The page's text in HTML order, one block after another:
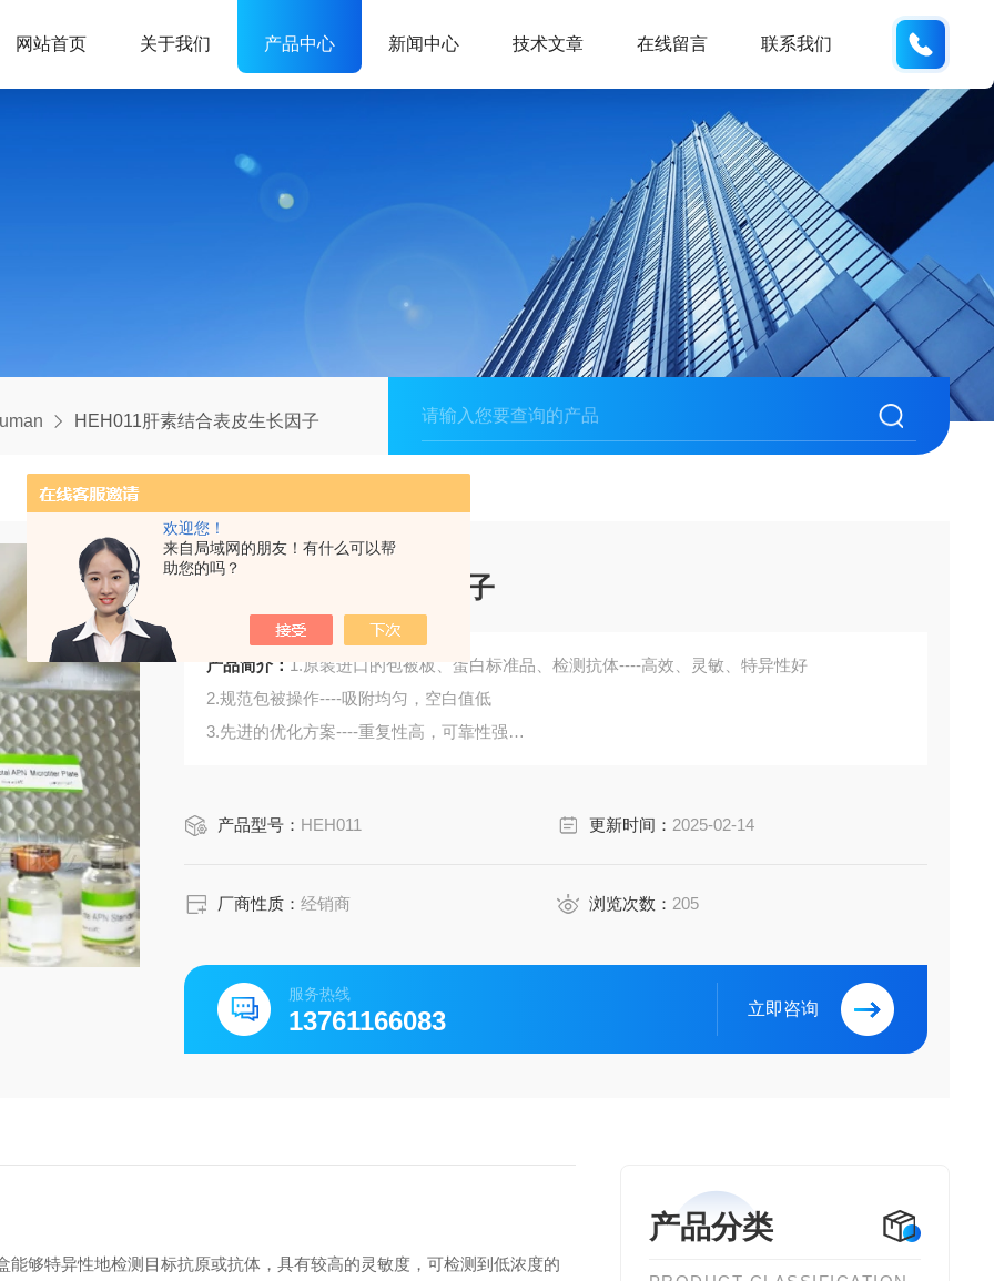
欢迎您！
来自局域网的朋友！有什么可以帮
助您的吗？
网站首页 关于我们 产品中心 新闻中心 技术文章 在线留言 联系我们
HEH011肝素结合表皮生长因子
肝素结合表皮生长因子
产品简介： 1.原装进口的包被板、蛋白标准品、检测抗体----高效、灵敏、特异性好
2.规范包被操作----吸附均匀，空白值低
3.先进的优化方案----重复性高，可靠性强
6.检测指标齐全：炎症因子、血管生成素、动脉粥样硬化因子、趋化因子、生长因子、基质金属
346.购买Bogoo ELISA试剂盒可以免费代测。
产品型号： HEH011 更新时间： 2025-02-14
厂商性质：经销商 浏览次数： 205
服务热线
13761166083 立即咨询
产品分类
够特异性地检测目标抗原或抗体，具有较高的灵敏度，可检测到低浓度的